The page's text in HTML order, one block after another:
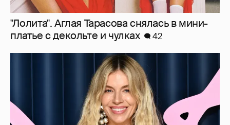
"Лолита". Аглая Тарасова снялась в мини-
платье с декольте и чулках
42